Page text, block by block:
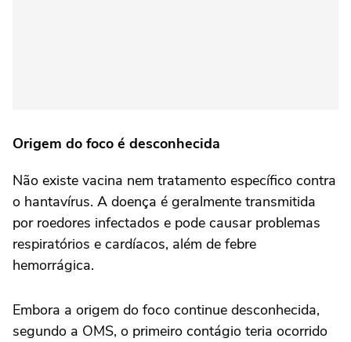
Origem do foco é desconhecida
Não existe vacina nem tratamento específico contra
o hantavírus. A doença é geralmente transmitida
por roedores infectados e pode causar problemas
respiratórios e cardíacos, além de febre
hemorrágica.
Embora a origem do foco continue desconhecida,
segundo a OMS, o primeiro contágio teria ocorrido